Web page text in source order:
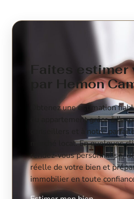
Faites estimer
par Hemon
Obtenez une estimation
ou appartement grâce à
conseillers et à notre
marché local. En quelques
rendez-vous personnalisé,
réelle de votre bien et
immobilier en toute